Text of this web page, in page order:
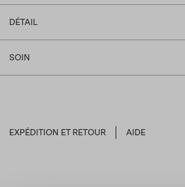
DÉTAIL
SOIN
EXPÉDITION ET RETOUR AIDE